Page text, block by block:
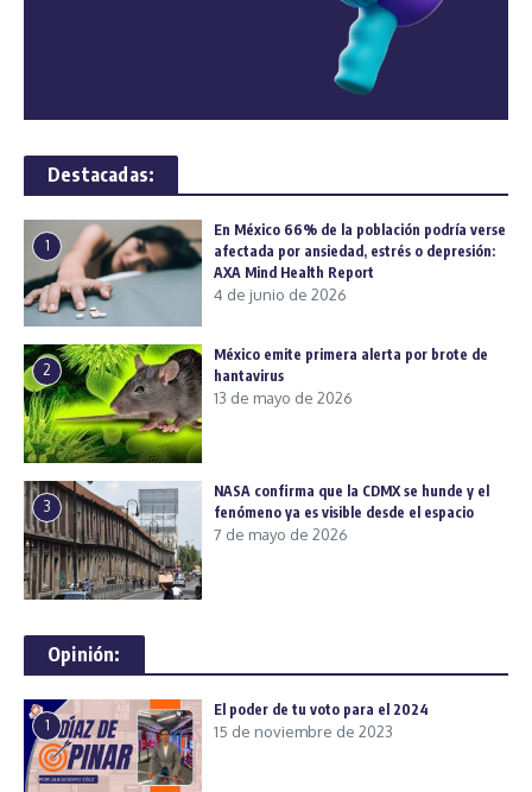
Destacadas:
1
En México 66% de la población podría verse
afectada por ansiedad, estrés o depresión:
AXA Mind Health Report
4 de junio de 2026
2
México emite primera alerta por brote de
hantavirus
13 de mayo de 2026
3
NASA confirma que la CDMX se hunde y el
fenómeno ya es visible desde el espacio
7 de mayo de 2026
Opinión:
1
El poder de tu voto para el 2024
15 de noviembre de 2023